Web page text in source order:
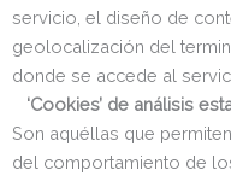
servicio, el diseño de
geolocalización del
donde se accede al
‘Cookies’ de análisis
Son aquéllas que
del comportamiento de